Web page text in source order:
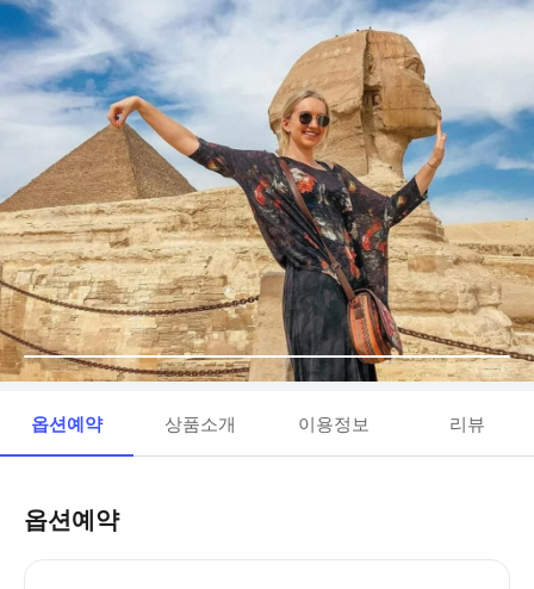
옵션예약 상품소개 이용정보 리뷰
옵션예약